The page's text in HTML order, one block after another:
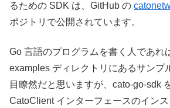
るための SDK は、GitHub の
ポジトリで公開されています。
Go 言語のプログラムを書く人であれ
examples ディレクトリにあるサンプ
目瞭然だと思いますが、cato-go-sdk
CatoClient インターフェースのイン